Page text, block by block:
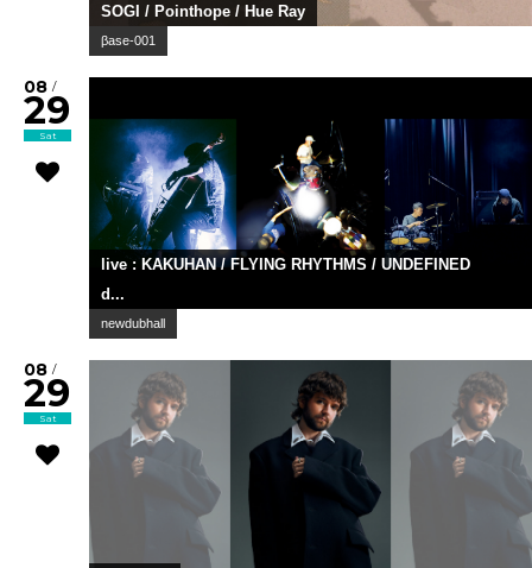
SOGI / Pointhope / Hue Ray
βase-001
08 /
29
Sat
live : KAKUHAN / FLYING RHYTHMS / UNDEFINED
d...
newdubhall
08 /
29
Sat